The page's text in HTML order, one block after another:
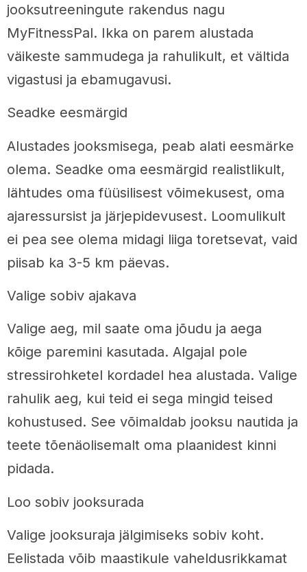
jooksutreeningute rakendus nagu
MyFitnessPal. Ikka on parem alustada
väikeste sammudega ja rahulikult, et vältida
vigastusi ja ebamugavusi.
Seadke eesmärgid
Alustades jooksmisega, peab alati eesmärke
olema. Seadke oma eesmärgid realistlikult,
lähtudes oma füüsilisest võimekusest, oma
ajaressursist ja järjepidevusest. Loomulikult
ei pea see olema midagi liiga toretsevat, vaid
piisab ka 3-5 km päevas.
Valige sobiv ajakava
Valige aeg, mil saate oma jõudu ja aega
kõige paremini kasutada. Algajal pole
stressirohketel kordadel hea alustada. Valige
rahulik aeg, kui teid ei sega mingid teised
kohustused. See võimaldab jooksu nautida ja
teete tõenäolisemalt oma plaanidest kinni
pidada.
Loo sobiv jooksurada
Valige jooksuraja jälgimiseks sobiv koht.
Eelistada võib maastikule vaheldusrikkamat